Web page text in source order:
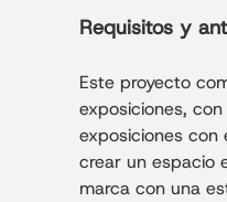
Requisitos y
Este proyecto
exposiciones,
exposiciones
crear un espacio
marca con una